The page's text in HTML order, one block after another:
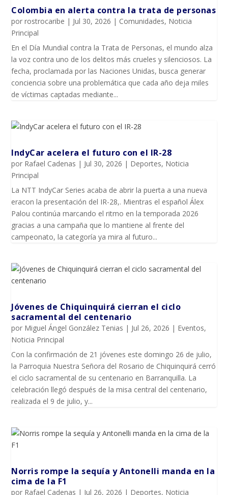
Colombia en alerta contra la trata de personas
porrostrocaribe | Jul 30, 2026 | Comunidades, Noticia
Principal
En el Día Mundial contra la Trata de Personas, el mundo alza
la voz contra uno de los delitos más crueles y silenciosos. La
fecha, proclamada por las Naciones Unidas, busca generar
conciencia sobre una problemática que cada año deja miles
de víctimas captadas mediante...
IndyCar acelera el futuro con el IR-28
por Rafael Cadenas | Jul 30, 2026 | Deportes, Noticia
Principal
La NTT IndyCar Series acaba de abrir la puerta a una nueva
eracon la presentación del IR-28,. Mientras el español Álex
Palou continúa marcando el ritmo en la temporada 2026
gracias a una campaña que lo mantiene al frente del
campeonato, la categoría ya mira al futuro...
Jóvenes de Chiquinquirá cierran el ciclo
sacramental del centenario
por Miguel Ángel González Tenias | Jul 26, 2026 | Eventos,
Noticia Principal
Con la confirmación de 21 jóvenes este domingo 26 de julio,
la Parroquia Nuestra Señora del Rosario de Chiquinquirá cerró
el ciclo sacramental de su centenario en Barranquilla. La
celebración llegó después de la misa central del centenario,
realizada el 9 de julio, y...
Norris rompe la sequía y Antonelli manda en la
cima de la F1
por Rafael Cadenas | Jul 26, 2026 | Deportes, Noticia